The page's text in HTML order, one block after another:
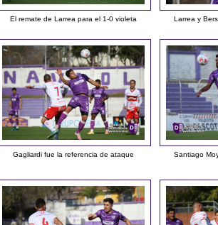
El remate de Larrea para el 1-0 violeta Larrea y
Gagliardi fue la referencia de ataque Santiago